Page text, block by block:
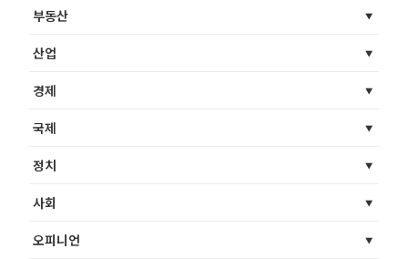
부동산
산업
경제
국제
정치
사회
오피니언